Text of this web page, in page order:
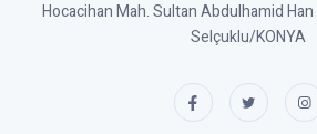
Hocacihan Mah. Sultan Abdulhamid Han
Selçuklu/KONYA